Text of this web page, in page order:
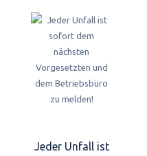
Jeder Unfall ist